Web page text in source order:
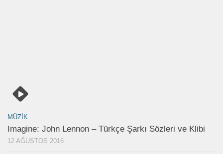
MÜZIK
Imagine: John Lennon – Türkçe Şarkı Sözleri ve Klibi
12 AĞUSTOS 2016